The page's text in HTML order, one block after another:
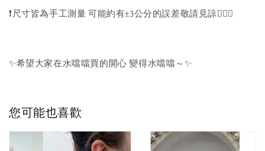
❗️尺寸皆為手工測量 可能約有±3公分的誤差敬請見諒🙇🏻‍♀️
✨希望大家在水噹噹買的開心 變得水噹噹～✨
您可能也喜歡